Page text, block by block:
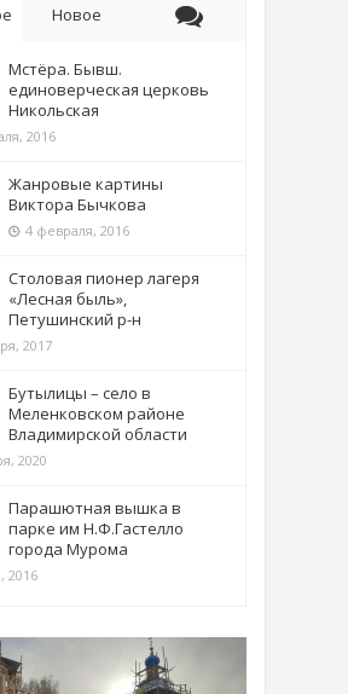
Новое
Мстёра. Бывш.
единоверческая церковь
Никольская
2016
Жанровые картины
Виктора Бычкова
4 февраля, 2016
Столовая пионер лагеря
«Лесная быль»,
Петушинский р-н
2017
Бутылицы – село в
Меленковском районе
Владимирской области
2020
Парашютная вышка в
парке им Н.Ф.Гастелло
города Мурома
2016